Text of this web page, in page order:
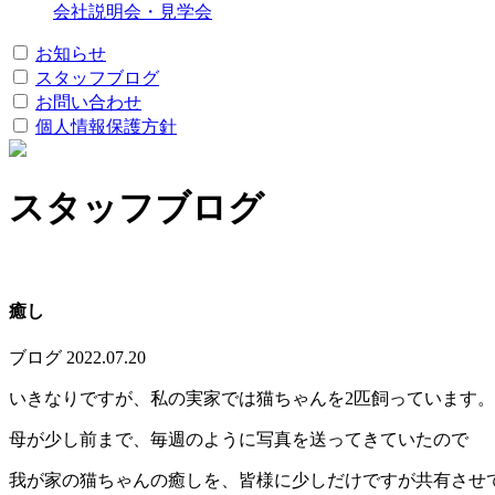
会社説明会・見学会
お知らせ
スタッフブログ
お問い合わせ
個人情報保護方針
スタッフブログ
癒し
ブログ 2022.07.20
いきなりですが、私の実家では猫ちゃんを2匹飼っています。
母が少し前まで、毎週のように写真を送ってきていたので
我が家の猫ちゃんの癒しを、皆様に少しだけですが共有させ